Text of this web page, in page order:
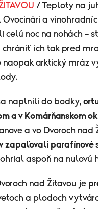
/ Teploty na
Ovocinári a
celú noc na nohách –
ich tak pred
naopak arktický mráz
naplnili do bodky,
a v Komárňanskom
a vo Dvoroch nad
zapaľovali parafínové
aspoň na nulovú
nad Žitavou je
a plodoch